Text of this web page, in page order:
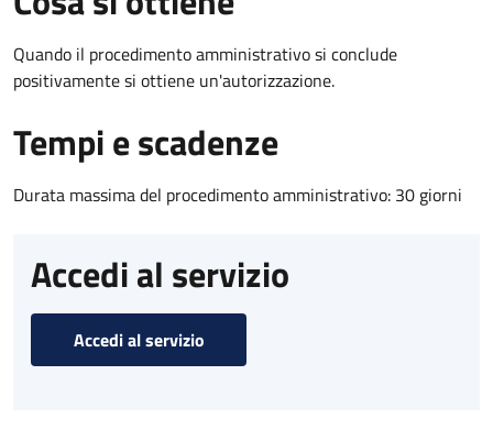
Quando il procedimento amministrativo si conclude
positivamente si ottiene un'autorizzazione.
Tempi e scadenze
Durata massima del procedimento amministrativo: 30 giorni
Accedi al servizio
Accedi al servizio